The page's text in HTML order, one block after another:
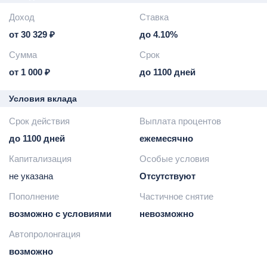
Доход
от 30 329 ₽
Ставка
до 4.10%
Сумма
от 1 000 ₽
Срок
до 1100 дней
Условия вклада
Срок действия
до 1100 дней
Выплата процентов
ежемесячно
Капитализация
не указана
Особые условия
Отсутствуют
Пополнение
возможно с условиями
Частичное снятие
невозможно
Автопролонгация
возможно